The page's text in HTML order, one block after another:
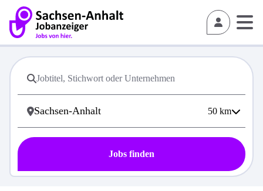
50 km
Jobs finden